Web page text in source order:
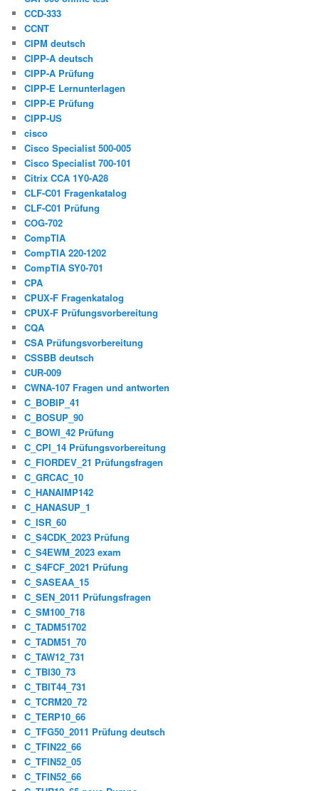
CCD-333
CCNT
CIPM deutsch
CIPP-A deutsch
CIPP-A Prüfung
CIPP-E Lernunterlagen
CIPP-E Prüfung
CIPP-US
cisco
Cisco Specialist 500-005
Cisco Specialist 700-101
Citrix CCA 1Y0-A28
CLF-C01 Fragenkatalog
CLF-C01 Prüfung
COG-702
CompTIA
CompTIA 220-1202
CompTIA SY0-701
CPA
CPUX-F Fragenkatalog
CPUX-F Prüfungsvorbereitung
CQA
CSA Prüfungsvorbereitung
CSSBB deutsch
CUR-009
CWNA-107 Fragen und antworten
C_BOBIP_41
C_BOSUP_90
C_BOWI_42 Prüfung
C_CPI_14 Prüfungsvorbereitung
C_FIORDEV_21 Prüfungsfragen
C_GRCAC_10
C_HANAIMP142
C_HANASUP_1
C_ISR_60
C_S4CDK_2023 Prüfung
C_S4EWM_2023 exam
C_S4FCF_2021 Prüfung
C_SASEAA_15
C_SEN_2011 Prüfungsfragen
C_SM100_718
C_TADM51702
C_TADM51_70
C_TAW12_731
C_TBI30_73
C_TBIT44_731
C_TCRM20_72
C_TERP10_66
C_TFG50_2011 Prüfung deutsch
C_TFIN22_66
C_TFIN52_05
C_TFIN52_66